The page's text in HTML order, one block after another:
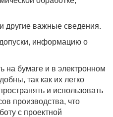
другие важные сведения.
информацию о
на бумаге и в электронном
так как их легко
и использовать
производства, что
с проектной